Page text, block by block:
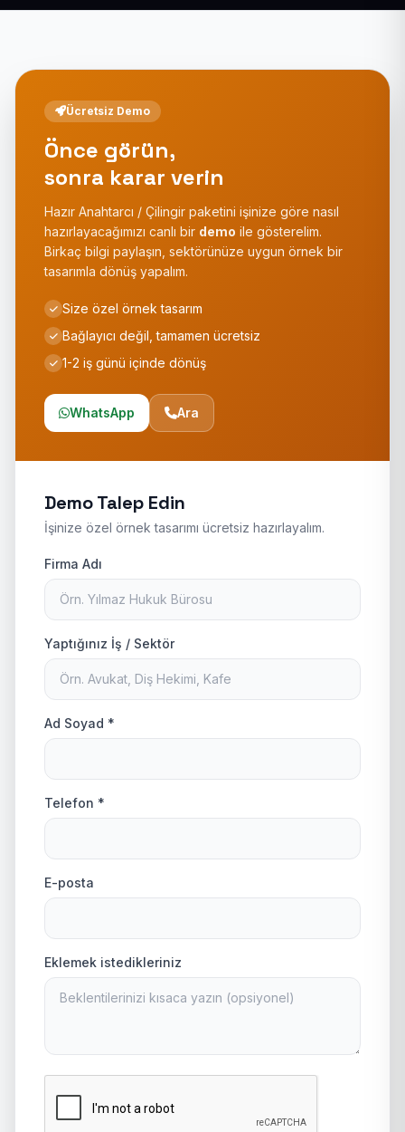
Ücretsiz Demo
Önce görün,
sonra karar verin
Hazır Anahtarcı / Çilingir paketini işinize göre nasıl
hazırlayacağımızı canlı bir demo ile gösterelim.
Birkaç bilgi paylaşın, sektörünüze uygun örnek bir
tasarımla dönüş yapalım.
Size özel örnek tasarım
Bağlayıcı değil, tamamen ücretsiz
1-2 iş günü içinde dönüş
WhatsApp Ara
Demo Talep Edin
İşinize özel örnek tasarımı ücretsiz hazırlayalım.
Firma Adı
Yaptığınız İş / Sektör
Ad Soyad *
Telefon *
E-posta
Eklemek istedikleriniz